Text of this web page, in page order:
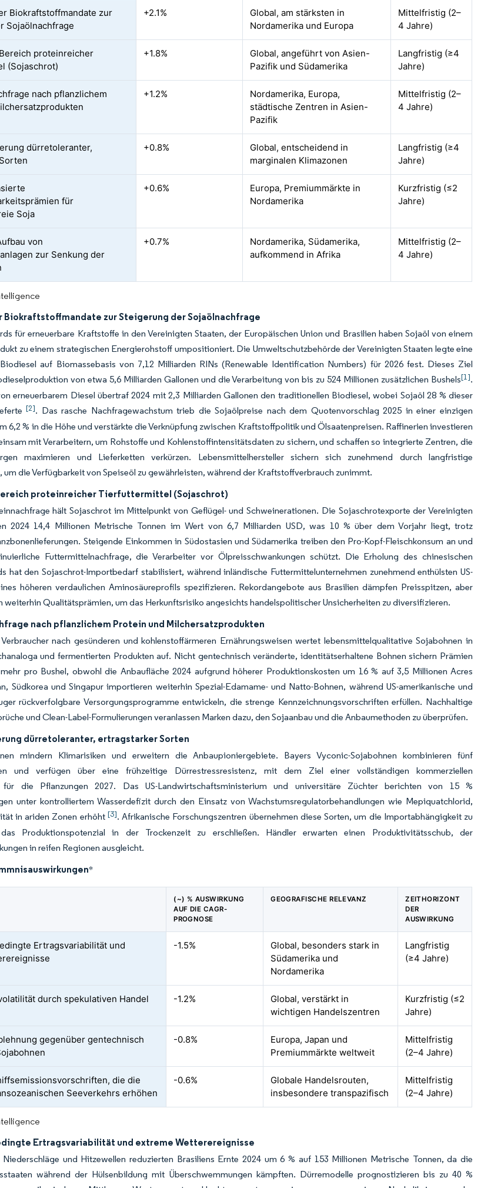
Biokraftstoffmandate zur
Sojaölnachfrage
+2.1%
Global, am stärksten in
Nordamerika und Europa
Mittelfristig (2–
4 Jahre)
proteinreicher
(Sojaschrot)
+1.8%
Global, angeführt von Asien-
Pazifik und Südamerika
Langfristig (≥4
Jahre)
nach pflanzlichem
+1.2%
Nordamerika, Europa,
städtische Zentren in Asien-
Pazifik
Mittelfristig (2–
4 Jahre)
dürretoleranter,
+0.8%
Global, entscheidend in
marginalen Klimazonen
Langfristig (≥4
Jahre)
für
Soja
+0.6%
Europa, Premiummärkte in
Nordamerika
Kurzfristig (≤2
Jahre)
von
zur Senkung der
+0.7%
Nordamerika, Südamerika,
aufkommend in Afrika
Mittelfristig (2–
4 Jahre)
Biokraftstoffmandate zur Steigerung der Sojaölnachfrage
für erneuerbare Kraftstoffe in den Vereinigten Staaten, der Europäischen Union und Brasilien haben Sojaöl von einem
zu einem strategischen Energierohstoff umpositioniert. Die Umweltschutzbehörde der Vereinigten Staaten legte eine
auf Biomassebasis von 7,12 Milliarden RINs (Renewable Identification Numbers) für 2026 fest. Dieses Ziel
von etwa 5,6 Milliarden Gallonen und die Verarbeitung von bis zu 524 Millionen zusätzlichen Bushels[1].
erneuerbarem Diesel übertraf 2024 mit 2,3 Milliarden Gallonen den traditionellen Biodiesel, wobei Sojaöl 28 % dieser
[2]. Das rasche Nachfragewachstum trieb die Sojaölpreise nach dem Quotenvorschlag 2025 in einer einzigen
6,2 % in die Höhe und verstärkte die Verknüpfung zwischen Kraftstoffpolitik und Ölsaatenpreisen. Raffinerien investieren
mit Verarbeitern, um Rohstoffe und Kohlenstoffintensitätsdaten zu sichern, und schaffen so integrierte Zentren, die
maximieren und Lieferketten verkürzen. Lebensmittelhersteller sichern sich zunehmend durch langfristige
um die Verfügbarkeit von Speiseöl zu gewährleisten, während der Kraftstoffverbrauch zunimmt.
proteinreicher Tierfuttermittel (Sojaschrot)
hält Sojaschrot im Mittelpunkt von Geflügel- und Schweinerationen. Die Sojaschrotexporte der Vereinigten
2024 14,4 Millionen Metrische Tonnen im Wert von 6,7 Milliarden USD, was 10 % über dem Vorjahr liegt, trotz
Steigende Einkommen in Südostasien und Südamerika treiben den Pro-Kopf-Fleischkonsum an und
Futtermittelnachfrage, die Verarbeiter vor Ölpreisschwankungen schützt. Die Erholung des chinesischen
hat den Sojaschrot-Importbedarf stabilisiert, während inländische Futtermittelunternehmen zunehmend enthülsten US-
höheren verdaulichen Aminosäureprofils spezifizieren. Rekordangebote aus Brasilien dämpfen Preisspitzen, aber
weiterhin Qualitätsprämien, um das Herkunftsrisiko angesichts handelspolitischer Unsicherheiten zu diversifizieren.
nach pflanzlichem Protein und Milchersatzprodukten
nach gesünderen und kohlenstoffärmeren Ernährungsweisen wertet lebensmittelqualitative Sojabohnen in
und fermentierten Produkten auf. Nicht gentechnisch veränderte, identitätserhaltene Bohnen sichern Prämien
pro Bushel, obwohl die Anbaufläche 2024 aufgrund höherer Produktionskosten um 16 % auf 3,5 Millionen Acres
Südkorea und Singapur importieren weiterhin Spezial-Edamame- und Natto-Bohnen, während US-amerikanische und
rückverfolgbare Versorgungsprogramme entwickeln, die strenge Kennzeichnungsvorschriften erfüllen. Nachhaltige
und Clean-Label-Formulierungen veranlassen Marken dazu, den Sojaanbau und die Anbaumethoden zu überprüfen.
dürretoleranter, ertragstarker Sorten
mindern Klimarisiken und erweitern die Anbaupioniergebiete. Bayers Vyconic-Sojabohnen kombinieren fünf
und verfügen über eine frühzeitige Dürrestressresistenz, mit dem Ziel einer vollständigen kommerziellen
für die Pflanzungen 2027. Das US-Landwirtschaftsministerium und universitäre Züchter berichten von 15 %
unter kontrolliertem Wasserdefizit durch den Einsatz von Wachstumsregulatorbehandlungen wie Mepiquatchlorid,
in ariden Zonen erhöht [3]. Afrikanische Forschungszentren übernehmen diese Sorten, um die Importabhängigkeit zu
Produktionspotenzial in der Trockenzeit zu erschließen. Händler erwarten einen Produktivitätsschub, der
in reifen Regionen ausgleicht.
*
(~) % AUSWIRKUNG
AUF DIE CAGR-
PROGNOSE
GEOGRAFISCHE RELEVANZ
ZEITHORIZONT
DER
AUSWIRKUNG
Ertragsvariabilität und
-1.5%
Global, besonders stark in
Südamerika und
Nordamerika
Langfristig
(≥4 Jahre)
durch spekulativen Handel -1.2%
Global, verstärkt in
wichtigen Handelszentren
Kurzfristig (≤2
Jahre)
gegenüber gentechnisch
-0.8%
Europa, Japan und
Premiummärkte weltweit
Mittelfristig
(2–4 Jahre)
die die
Seeverkehrs erhöhen
-0.6%
Globale Handelsrouten,
insbesondere transpazifisch
Mittelfristig
(2–4 Jahre)
Ertragsvariabilität und extreme Wetterereignisse
Niederschläge und Hitzewellen reduzierten Brasiliens Ernte 2024 um 6 % auf 153 Millionen Metrische Tonnen, da die
während der Hülsenbildung mit Überschwemmungen kämpften. Dürremodelle prognostizieren bis zu 40 %